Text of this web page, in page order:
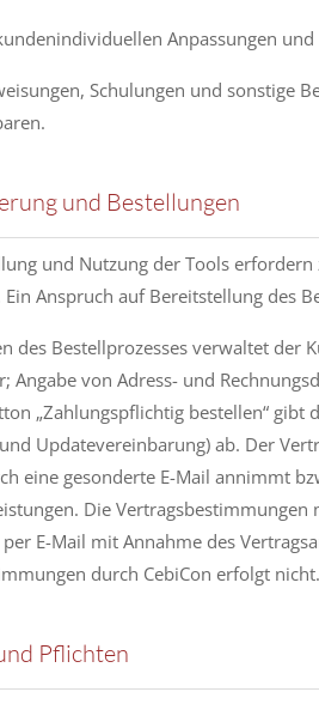
Anpassungen
Schulungen und sonstige
und Bestellungen
und Nutzung der Tools
Ein Anspruch auf Bereitstellung des
des Bestellprozesses verwaltet der
Angabe von Adress- und
„Zahlungspflichtig bestellen“
Updatevereinbarung) ab. Der
eine gesonderte E-Mail annimmt
Die
E-Mail mit Annahme des
durch CebiCon erfolgt nicht.
und Pflichten